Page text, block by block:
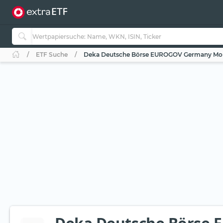
ETF Suche Deka Deutsche Börse EUROGOV Germany